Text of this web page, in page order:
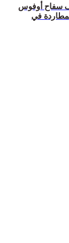
سفاح أوفوس
المطاردة في